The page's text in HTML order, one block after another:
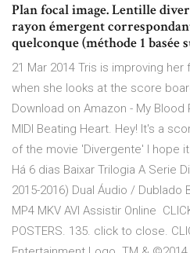
Plan focal image. Lentille
rayon émergent
quelconque (méthode 1 basée
21 Mar 2014 Tris is improving
when she looks at the score
Download on Amazon - My
MIDI Beating Heart. Hey! It's a
of the movie 'Divergente' I hope
Há 6 dias Baixar Trilogia A Serie
2015-2016) Dual Áudio / Dublado
MP4 MKV AVI Assistir Online
POSTERS. 135. click to close.